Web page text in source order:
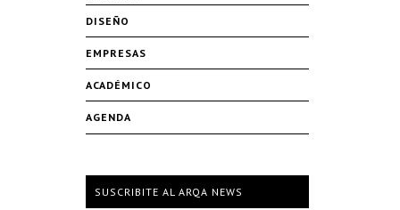
DISEÑO
EMPRESAS
ACADÉMICO
AGENDA
SUSCRIBITE AL ARQA NEWS